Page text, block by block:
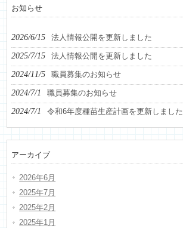
お知らせ
2026/6/15 法人情報公開を更新しました
2025/7/15 法人情報公開を更新しました
2024/11/5 職員募集のお知らせ
2024/7/1 職員募集のお知らせ
2024/7/1 令和6年度種苗生産計画を更新しました
アーカイブ
2026年6月
2025年7月
2025年2月
2025年1月